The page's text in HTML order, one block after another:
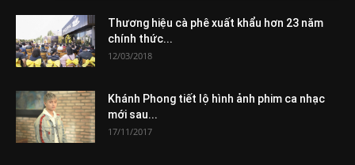
Thương hiệu cà phê xuất khẩu hơn 23 năm
chính thức...
12/03/2018
Khánh Phong tiết lộ hình ảnh phim ca nhạc
mới sau...
17/11/2017